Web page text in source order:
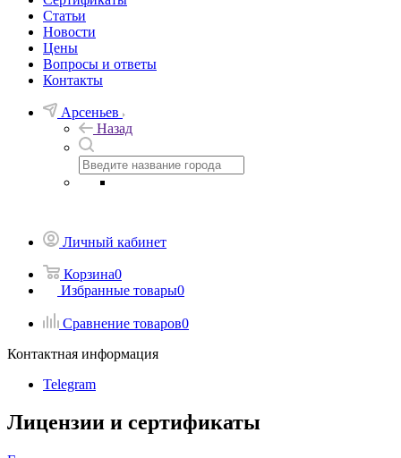
Статьи
Новости
Цены
Вопросы и ответы
Контакты
Арсеньев
Назад
Личный кабинет
Корзина0
Избранные товары0
Сравнение товаров0
Контактная информация
Telegram
Лицензии и сертификаты